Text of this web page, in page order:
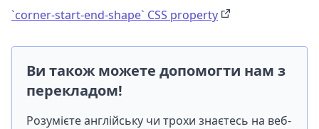
`corner-start-end-shape` CSS property
Ви також можете допомогти нам з
перекладом!
Розумієте англійську чи трохи знаєтесь на веб-